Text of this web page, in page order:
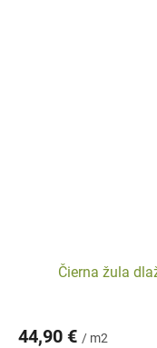
Čierna žula
44,90 € / m2